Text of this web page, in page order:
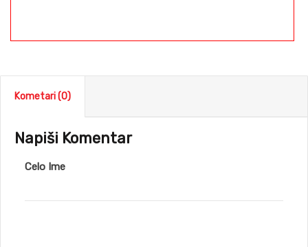
Kometari (0)
Napiši Komentar
Celo Ime